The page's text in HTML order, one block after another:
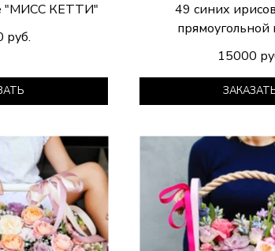
"МИСС КЕТТИ"
руб.
49 синих
прямоугольной
15000